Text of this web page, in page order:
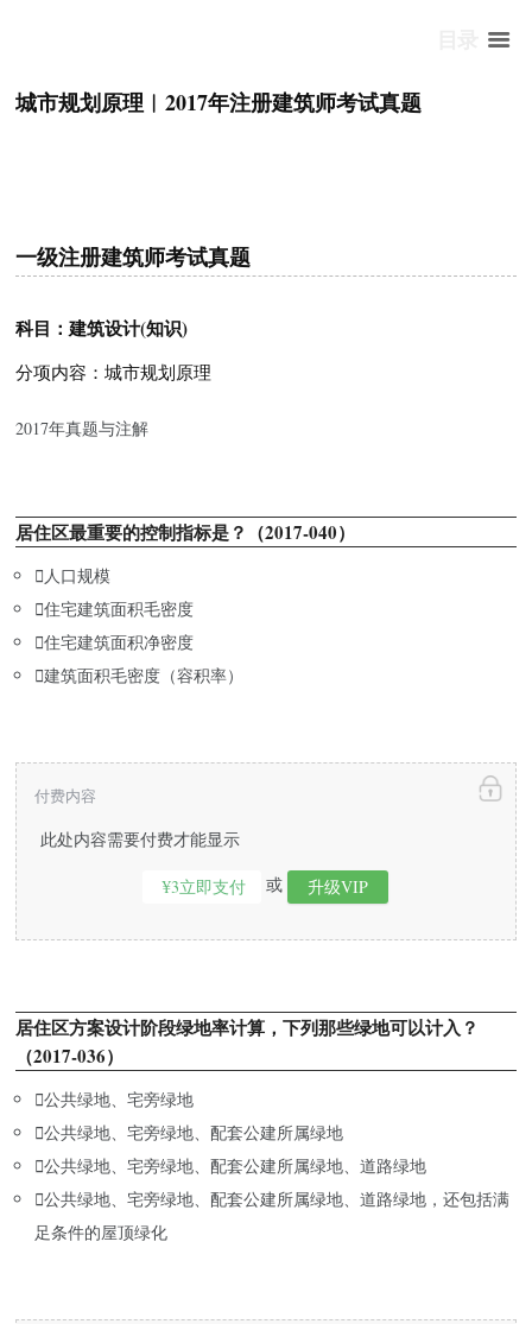
城市规划原理︱2017年注册建筑师考试真题
一级注册建筑师考试真题
科目：建筑设计(知识)
分项内容：城市规划原理
2017年真题与注解
居住区最重要的控制指标是？（2017-040）
人口规模
住宅建筑面积毛密度
住宅建筑面积净密度
建筑面积毛密度（容积率）
此处内容需要付费才能显示
¥3立即支付 或 升级VIP
付费内容
居住区方案设计阶段绿地率计算，下列那些绿地可以计入？
（2017-036）
公共绿地、宅旁绿地
公共绿地、宅旁绿地、配套公建所属绿地
公共绿地、宅旁绿地、配套公建所属绿地、道路绿地
公共绿地、宅旁绿地、配套公建所属绿地、道路绿地，还包括满
足条件的屋顶绿化